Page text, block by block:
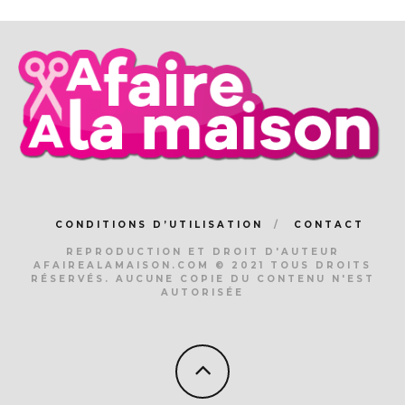
CONDITIONS D’UTILISATION CONTACT
REPRODUCTION ET DROIT D'AUTEUR
AFAIREALAMAISON.COM © 2021 TOUS DROITS
RÉSERVÉS. AUCUNE COPIE DU CONTENU N'EST
AUTORISÉE